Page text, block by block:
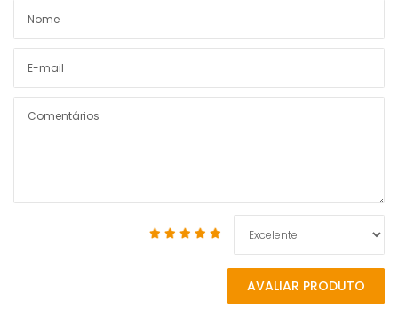
AVALIAR PRODUTO